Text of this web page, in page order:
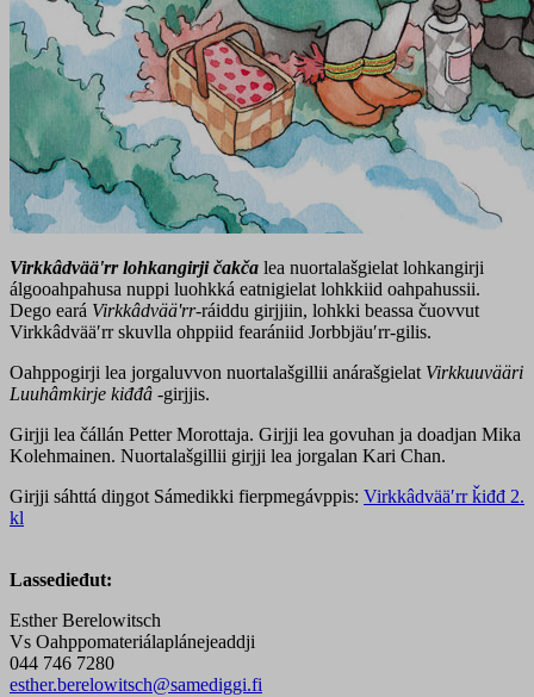
Virkkâdvääʹrr lohkangirjičakča lea nuortalašgielat lohkangirji
álgooahpahusa nuppi luohkká eatnigielat lohkkiid oahpahussii.
Dego eará Virkkâdvääʹrr-ráiddu girjjiin, lohkki beassa čuovvut
Virkkâdvääʹrr skuvlla ohppiid fearániid Jorbbjäuʹrr-gilis.
Oahppogirji lea jorgaluvvon nuortalašgillii anárašgielat Virkkuuvääri
Luuhâmkirje kiđđâ -girjjis.
Girjji lea čállán Petter Morottaja. Girjji lea govuhan ja doadjan Mika
Kolehmainen. Nuortalašgillii girjji lea jorgalan Kari Chan.
Girjji sáhttá diŋgot Sámedikki fierpmegávppis: Virkkâdvääʹrr ǩiđđ 2.
kl
Lassedieđut:
Esther Berelowitsch
Vs Oahppomateriálaplánejeaddji
044 746 7280
esther.berelowitsch@samediggi.fi